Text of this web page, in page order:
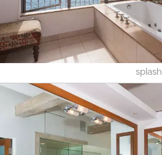
splash